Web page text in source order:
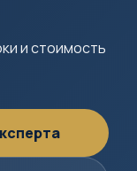
и стоимость